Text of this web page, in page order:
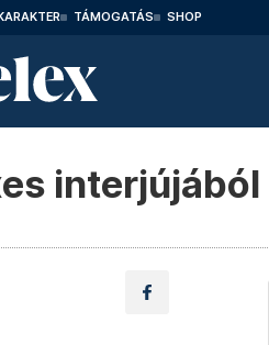
TÁMOGATÁS SHOP
interjújából